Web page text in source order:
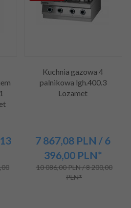
Kuchnia gazowa 4
palnikowa lgh.400.3
Lozamet
7 867,08 PLN / 6
396,00 PLN*
10 086,00 PLN / 8 200,00
PLN*